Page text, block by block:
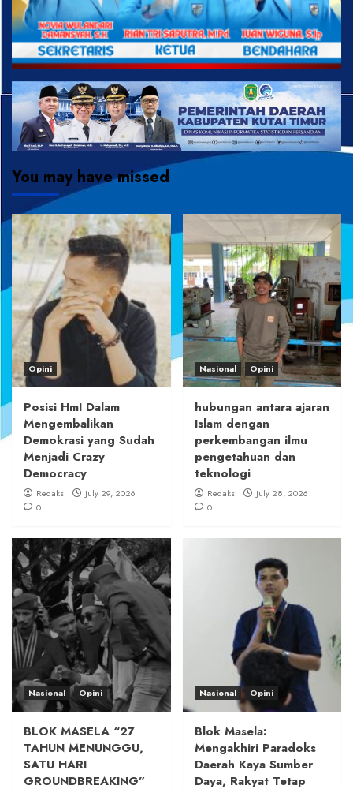
You may have missed
Opini
Posisi HmI Dalam
Mengembalikan
Demokrasi yang Sudah
Menjadi Crazy
Democracy
Redaksi
July 29, 2026
0
Nasional Opini
hubungan antara ajaran
Islam dengan
perkembangan ilmu
pengetahuan dan
teknologi
Redaksi
July 28, 2026
0
Nasional Opini
BLOK MASELA “27
TAHUN MENUNGGU,
SATU HARI
GROUNDBREAKING”
Nasional Opini
Blok Masela:
Mengakhiri Paradoks
Daerah Kaya Sumber
Daya, Rakyat Tetap